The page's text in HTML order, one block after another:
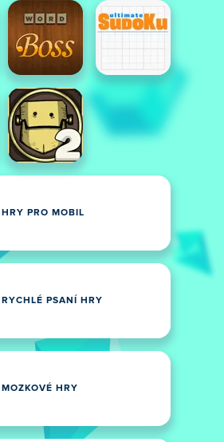
HRY PRO MOBIL
RYCHLÉ PSANÍ HRY
MOZKOVÉ HRY